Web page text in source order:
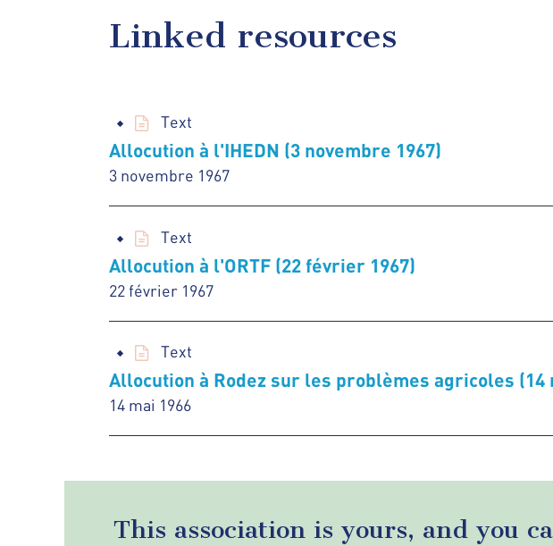
Linked resources
Text
Allocution à l'IHEDN (3 novembre 1967)
3 novembre 1967
Text
Allocution à l'ORTF (22 février 1967)
22 février 1967
Text
Allocution à Rodez sur les problèmes agricoles (14
14 mai 1966
This association is yours, and you